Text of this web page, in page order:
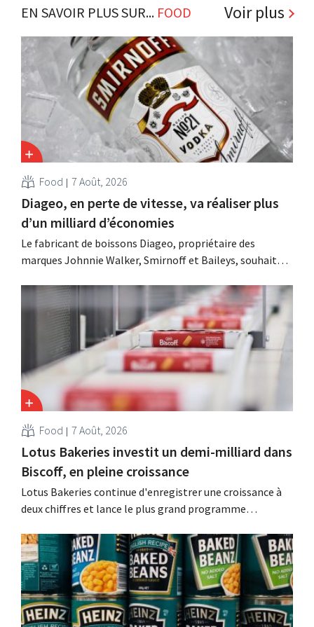
EN SAVOIR PLUS SUR... FOOD Voir plus
Food 7 Août, 2026
Diageo, en perte de vitesse, va réaliser plus
d’un milliard d’économies
Le fabricant de boissons Diageo, propriétaire des
marques Johnnie Walker, Smirnoff et Baileys, souhaite,
considérablement ses coûts tout en investissant dans la
croissance, notamment pour Guinness et les cocktails
prêts à boire.
Food 7 Août, 2026
Lotus Bakeries investit un demi-milliard dans
Biscoff, en pleine croissance
Lotus Bakeries continue d'enregistrer une croissance à
deux chiffres et lance le plus grand programme
capacité de production de Biscoff : « Nous devons saisir
cette opportunité ».